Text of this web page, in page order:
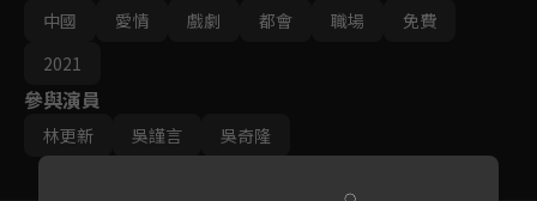
中國
愛情 戲劇 都會 職場
免費
2021
參與演員
林更新 吳謹言 吳奇隆